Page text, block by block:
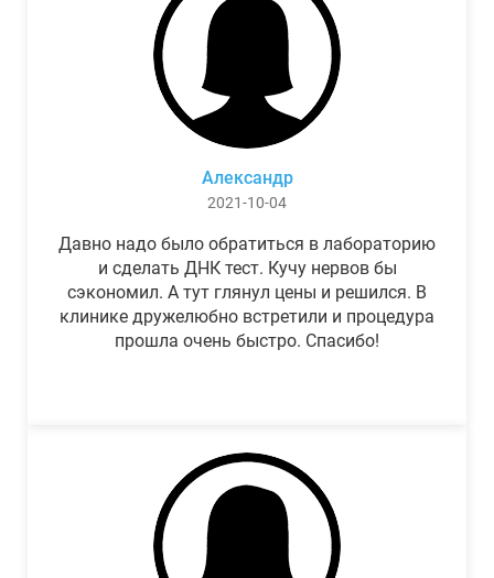
Александр
2021-10-04
Давно надо было обратиться в лабораторию
и сделать ДНК тест. Кучу нервов бы
сэкономил. А тут глянул цены и решился. В
клинике дружелюбно встретили и процедура
прошла очень быстро. Спасибо!